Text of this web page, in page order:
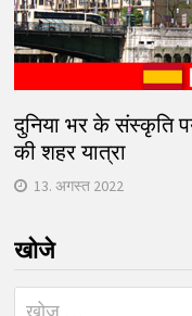
दुनिया भर के संस्कृति
की शहर यात्रा
13. अगस्त 2022
खोजे
निम्न